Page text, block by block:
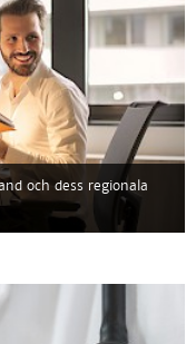
och dess regionala